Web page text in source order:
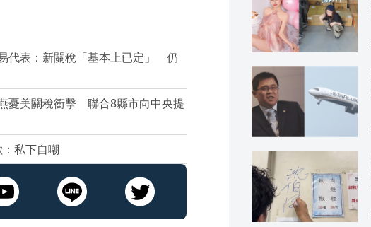
代表：新關稅「基本上已定」 仍
憂美關稅衝擊 聯合8縣市向中央提
私下自嘲